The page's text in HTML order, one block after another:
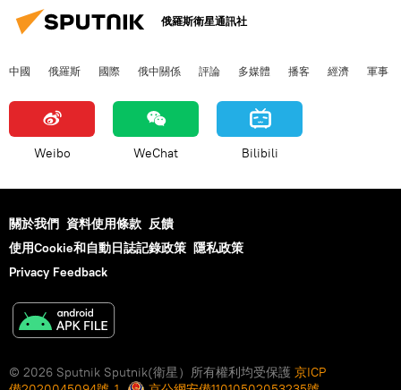
俄羅斯衛星通訊社
中國 俄羅斯 國際 俄中關係 評論 多媒體 播客 經濟 軍事
Weibo WeChat Bilibili
關於我們 資料使用條款 反饋
使用Cookie和自動日誌記錄政策 隱私政策
Privacy Feedback
© 2026 Sputnik Sputnik(衛星）所有權利均受保護 京ICP